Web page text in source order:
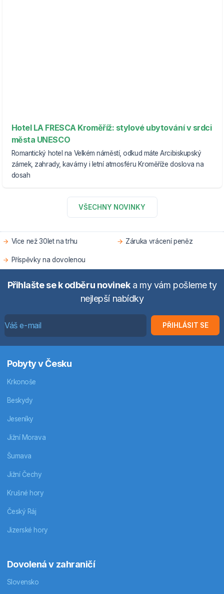
Hotel LA FRESCA Kroměříž: stylové ubytování v srdci
města UNESCO
Romantický hotel na Velkém náměstí, odkud máte Arcibiskupský
zámek, zahrady, kavárny i letní atmosféru Kroměříže doslova na
dosah
VŠECHNY NOVINKY
Více než 30let na trhu Záruka vrácení peněz
Příspěvky na dovolenou
Přihlašte se k odběru novineka my vám pošleme ty
nejlepší nabídky
PŘIHLÁSIT SE
Pobyty v Česku
Krkonoše
Beskydy
Jeseníky
Jižní Morava
Šumava
Jižní Čechy
Krušné hory
Český Ráj
Jizerské hory
Dovolená v zahraničí
Slovensko